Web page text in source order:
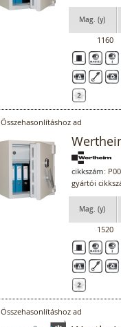
Mag. (y)
1160
Összehasonlításhoz ad
cikkszám:
gyártói
Mag. (y)
1520
Összehasonlításhoz ad